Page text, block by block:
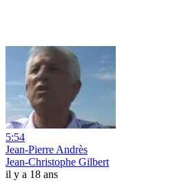
5:54
Jean-Pierre Andrès
Jean-Christophe Gilbert
il y a 18 ans